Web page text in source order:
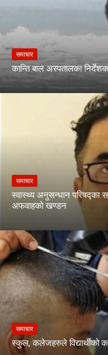
समाचार
कान्ति बाल अस्पतालका
समाचार
स्वास्थ्य अनुसन्धान परिषद्का
अफवाहको खण्डन
समाचार
स्कुल, कलेजहरुले विद्यार्थीको